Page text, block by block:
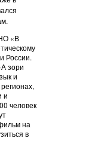
«В
России.
зори
и
и
человек
на
в